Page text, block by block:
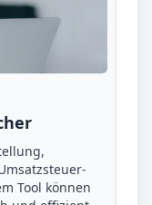
Tool können